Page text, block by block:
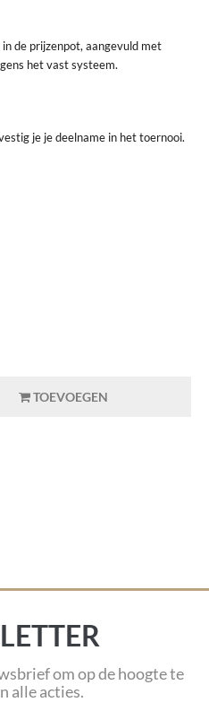
de prijzenpot, aangevuld met
het vast systeem.
je je deelname in het toernooi.
TOEVOEGEN
om op de hoogte te
alle acties.